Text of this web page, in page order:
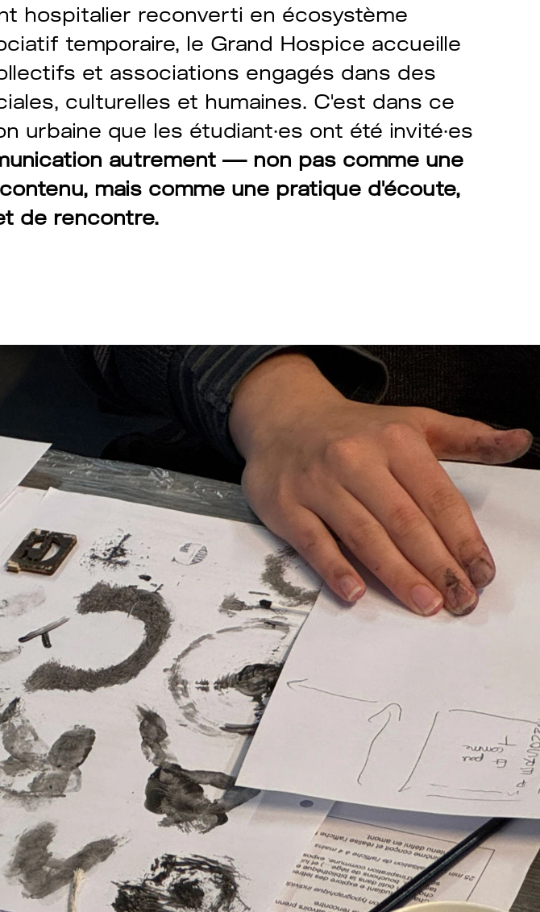
hospitalier reconverti en écosystème
temporaire, le Grand Hospice accueille
et associations engagés dans des
culturelles et humaines. C'est dans ce
urbaine que les étudiant·es ont été invité·es
autrement — non pas comme une
mais comme une pratique d'écoute,
de rencontre.